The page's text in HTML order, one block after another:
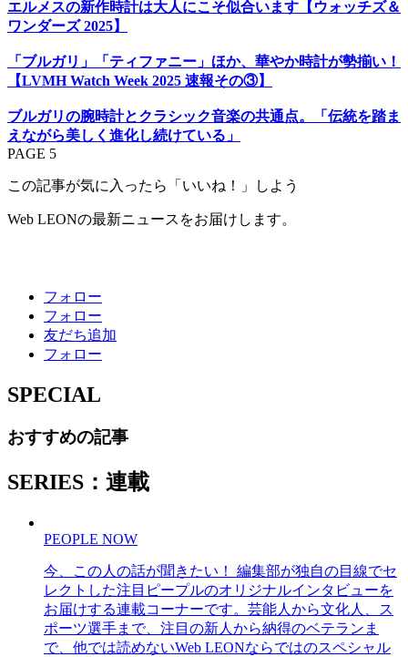
エルメスの新作時計は大人にこそ似合います【ウォッチズ＆
ワンダーズ 2025】
「ブルガリ」「ティファニー」ほか、華やか時計が勢揃い！
【LVMH Watch Week 2025 速報その③】
ブルガリの腕時計とクラシック音楽の共通点。「伝統を踏ま
えながら美しく進化し続けている」
PAGE 5
この記事が気に入ったら「いいね！」しよう
Web LEONの最新ニュースをお届けします。
フォロー
フォロー
友だち追加
フォロー
SPECIAL
おすすめの記事
SERIES：連載
PEOPLE NOW
今、この人の話が聞きたい！ 編集部が独自の目線でセ
レクトした注目ピープルのオリジナルインタビューを
お届けする連載コーナーです。芸能人から文化人、ス
ポーツ選手まで、注目の新人から納得のベテランま
で、他では読めないWeb LEONならではのスペシャル